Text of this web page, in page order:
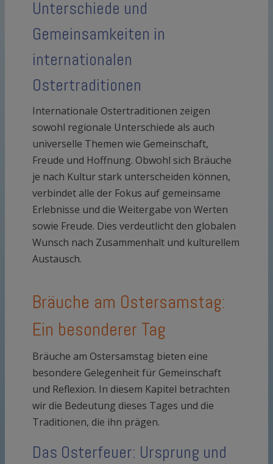
Unterschiede und
Gemeinsamkeiten in
internationalen
Ostertraditionen
Internationale Ostertraditionen zeigen
sowohl regionale Unterschiede als auch
universelle Themen wie Gemeinschaft,
Freude und Hoffnung. Obwohl sich Bräuche
je nach Kultur stark unterscheiden können,
verbindet alle der Fokus auf gemeinsame
Erlebnisse und die Weitergabe von Werten
sowie Freude. Dies verdeutlicht den globalen
Wunsch nach Zusammenhalt und kulturellem
Austausch.
Bräuche am Ostersamstag:
Ein besonderer Tag
Bräuche am Ostersamstag bieten eine
besondere Gelegenheit für Gemeinschaft
und Reflexion. In diesem Kapitel betrachten
wir die Bedeutung dieses Tages und die
Traditionen, die ihn prägen.
Das Osterfeuer: Ursprung und